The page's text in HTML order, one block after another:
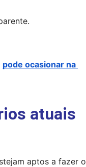
pode ocasionar na
atuais
aptos a fazer o